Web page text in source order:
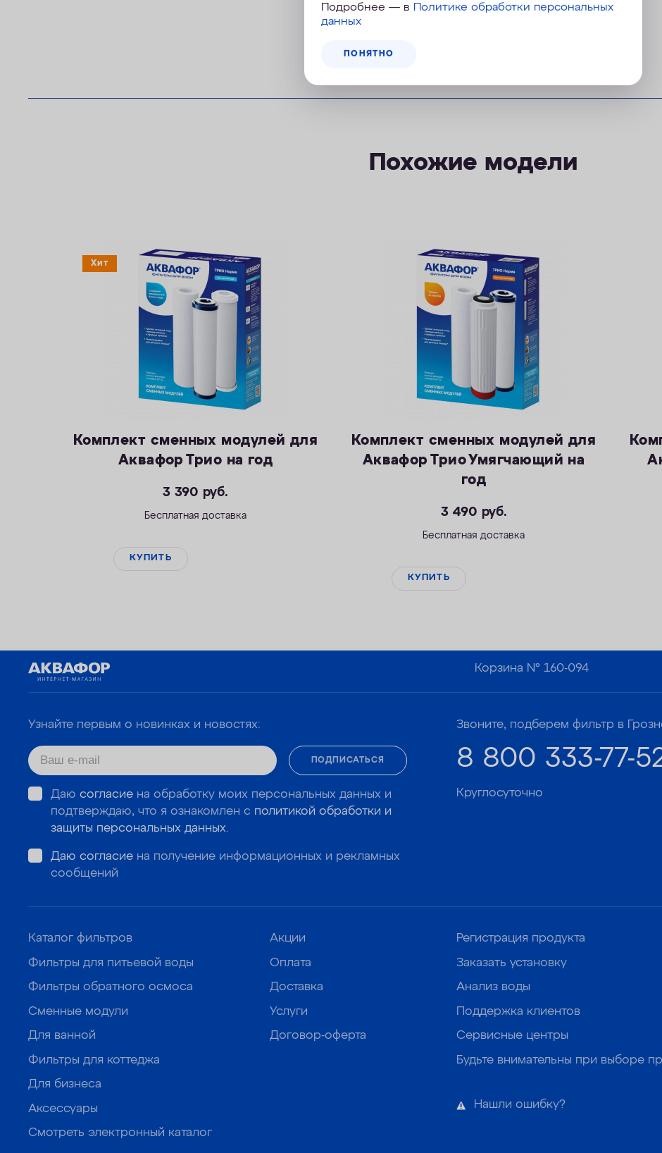
Похожие модели
Хит
Комплект сменных модулей для
Аквафор Трио на год
3 390 руб.
Бесплатная доставка
КУПИТЬ
Комплект сменных модулей для
Аквафор Трио Умягчающий на
год
3 490 руб.
Бесплатная доставка
КУПИТЬ
Подробнее — в
Политике обработки персональных
данных
ПОНЯТНО
Корзина №160-094
Узнайте первым о новинках и новостях:
ПОДПИСАТЬСЯ
Даю согласиена обработку моих персональных данных и
подтверждаю, что я ознакомлен с политикой обработки и
защиты персональных данных.
Даю согласиена получение информационных и рекламных
сообщений
Звоните, подберем фильтр в
8 800 333-77-
Круглосуточно
Каталог фильтров
Фильтры для питьевой воды
Фильтры обратного осмоса
Сменные модули
Для ванной
Фильтры для коттеджа
Для бизнеса
Аксессуары
Смотреть электронный каталог
Акции
Оплата
Доставка
Услуги
Договор-оферта
Регистрация продукта
Заказать установку
Анализ воды
Поддержка клиентов
Сервисные центры
Будьте внимательны при выборе
Нашли ошибку?